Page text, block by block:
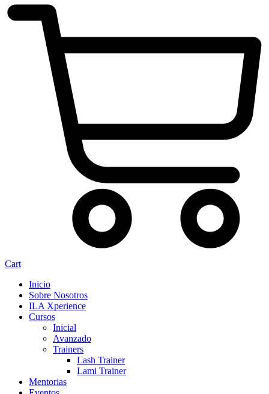
Cart
Inicio
Sobre Nosotros
ILA Xperience
Cursos
Inicial
Avanzado
Trainers
Lash Trainer
Lami Trainer
Mentorias